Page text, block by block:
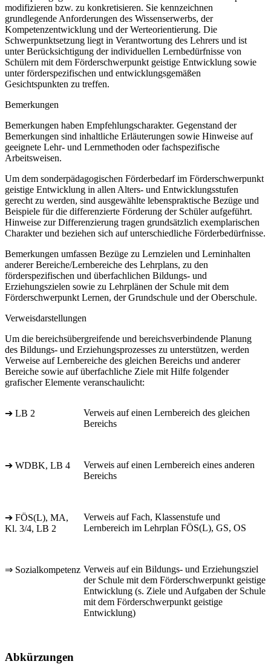
modifizieren bzw. zu konkretisieren. Sie kennzeichnen
grundlegende Anforderungen des Wissenserwerbs, der
Kompetenzentwicklung und der Werteorientierung. Die
Schwerpunktsetzung liegt in Verantwortung des Lehrers und ist
unter Berücksichtigung der individuellen Lernbedürfnisse von
Schülern mit dem Förderschwerpunkt geistige Entwicklung sowie
unter förderspezifischen und entwicklungsgemäßen
Gesichtspunkten zu treffen.
Bemerkungen
Bemerkungen haben Empfehlungscharakter. Gegenstand der
Bemerkungen sind inhaltliche Erläuterungen sowie Hinweise auf
geeignete Lehr- und Lernmethoden oder fachspezifische
Arbeitsweisen.
Um dem sonderpädagogischen Förderbedarf im Förderschwerpunkt
geistige Entwicklung in allen Alters- und Entwicklungsstufen
gerecht zu werden, sind ausgewählte lebenspraktische Bezüge und
Beispiele für die differenzierte Förderung der Schüler aufgeführt.
Hinweise zur Differenzierung tragen grundsätzlich exemplarischen
Charakter und beziehen sich auf unterschiedliche Förderbedürfnisse.
Bemerkungen umfassen Bezüge zu Lernzielen und Lerninhalten
anderer Bereiche/Lernbereiche des Lehrplans, zu den
förderspezifischen und überfachlichen Bildungs- und
Erziehungszielen sowie zu Lehrplänen der Schule mit dem
Förderschwerpunkt Lernen, der Grundschule und der Oberschule.
Verweisdarstellungen
Um die bereichsübergreifende und bereichsverbindende Planung
des Bildungs- und Erziehungsprozesses zu unterstützen, werden
Verweise auf Lernbereiche des gleichen Bereichs und anderer
Bereiche sowie auf überfachliche Ziele mit Hilfe folgender
grafischer Elemente veranschaulicht:
➔ LB 2
Verweis auf einen Lernbereich des gleichen
Bereichs
➔ WDBK, LB 4
Verweis auf einen Lernbereich eines anderen
Bereichs
➔ FÖS(L), MA,
Kl. 3/4, LB 2
Verweis auf Fach, Klassenstufe und
Lernbereich im Lehrplan FÖS(L), GS, OS
⇒ Sozialkompetenz Verweis auf ein Bildungs- und Erziehungsziel
der Schule mit dem Förderschwerpunkt geistige
Entwicklung (s. Ziele und Aufgaben der Schule
mit dem Förderschwerpunkt geistige
Entwicklung)
Abkürzungen